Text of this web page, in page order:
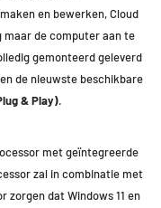
en bewerken, Cloud
maar de computer aan te
gemonteerd geleverd
de nieuwste beschikbare
& Play).
met geïntegreerde
zal in combinatie met
zorgen dat Windows 11 en